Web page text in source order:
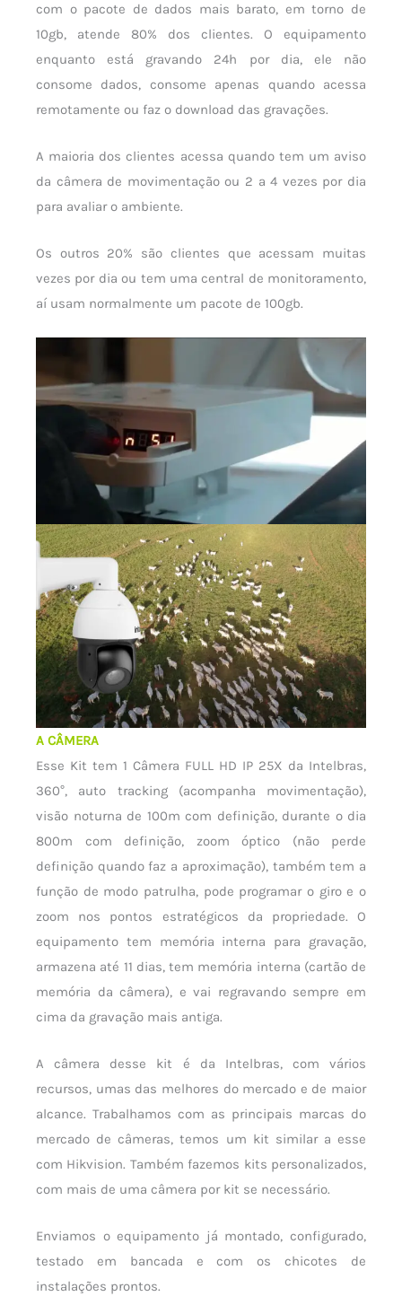
com o pacote de dados mais barato, em torno de
10gb, atende 80% dos clientes. O equipamento
enquanto está gravando 24h por dia, ele não
consome dados, consome apenas quando acessa
remotamente ou faz o download das gravações.
A maioria dos clientes acessa quando tem um aviso
da câmera de movimentação ou 2 a 4 vezes por dia
para avaliar o ambiente.
Os outros 20% são clientes que acessam muitas
vezes por dia ou tem uma central de monitoramento,
aí usam normalmente um pacote de 100gb.
A CÂMERA
Esse Kit tem 1 Câmera FULL HD IP 25X da Intelbras,
360°, auto tracking (acompanha movimentação),
visão noturna de 100m com definição, durante o dia
800m com definição, zoom óptico (não perde
definição quando faz a aproximação), também tem a
função de modo patrulha, pode programar o giro e o
zoom nos pontos estratégicos da propriedade. O
equipamento tem memória interna para gravação,
armazena até 11 dias, tem memória interna (cartão de
memória da câmera), e vai regravando sempre em
cima da gravação mais antiga.
A câmera desse kit é da Intelbras, com vários
recursos, umas das melhores do mercado e de maior
alcance. Trabalhamos com as principais marcas do
mercado de câmeras, temos um kit similar a esse
com Hikvision. Também fazemos kits personalizados,
com mais de uma câmera por kit se necessário.
Enviamos o equipamento já montado, configurado,
testado em bancada e com os chicotes de
instalações prontos.